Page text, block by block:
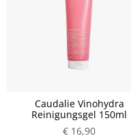
Caudalie Vinohydra
Reinigungsgel 150ml
€ 16,90